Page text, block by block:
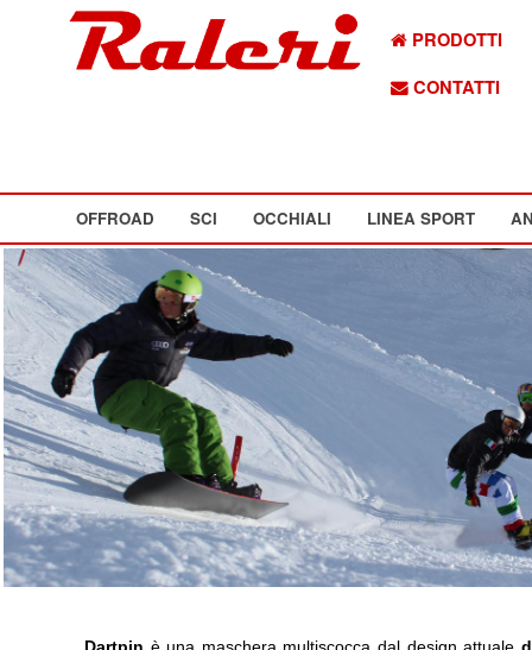
PRODOTTI
CONTATTI
OFFROAD SCI OCCHIALI LINEA SPORT